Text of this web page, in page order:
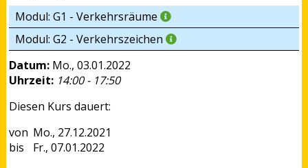
Modul: G1 - Verkehrsräume
Modul: G2 - Verkehrszeichen
Datum: Mo., 03.01.2022
Uhrzeit: 14:00 - 17:50
Diesen Kurs dauert:
Mo., 27.12.2021
Fr., 07.01.2022